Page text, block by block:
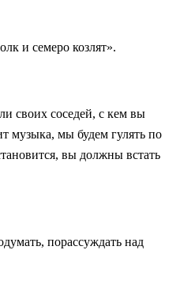
и семеро козлят».
своих соседей, с кем вы
музыка, мы будем гулять по
вы должны встать
порассуждать над